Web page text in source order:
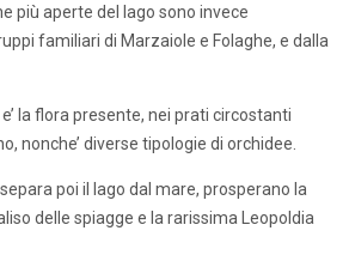
più aperte del lago sono invece
familiari di Marzaiole e Folaghe, e dalla
la flora presente, nei prati circostanti
nonche’ diverse tipologie di orchidee.
poi il lago dal mare, prosperano la
delle spiagge e la rarissima Leopoldia